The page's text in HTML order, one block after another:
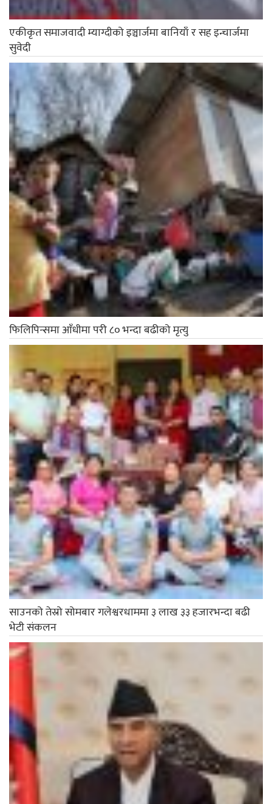
एकीकृत समाजवादी म्याग्दीको इञ्चार्जमा बानियाँ र सह इन्चार्जमा
सुवेदी
फिलिपिन्समा आँधीमा परी ८० भन्दा बढीको मृत्यु
साउनको तेस्रो सोमबार गलेश्वरधाममा ३ लाख ३३ हजारभन्दा बढी
भेटी संकलन